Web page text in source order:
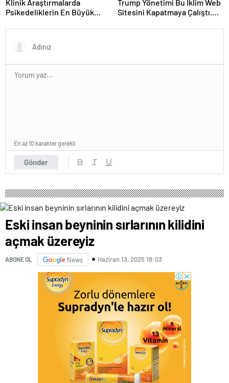
Klinik Araştırmalarda
Psikedeliklerin En Büyük
Olabilir: İnsanların
Hedeflerini, Değerlerini,
Kariyerlerini ve İlişkilerini
Görünüyorlar
Trump Yönetimi Bu İklim Web
Sitesini Kapatmaya Çalıştı.
Çevrimiçi Hale Getirdi
Gönder
En az 10 karakter gerekli
Eski insan beyninin sırlarının kilidini
açmak üzereyiz
ABONE OL News Haziran 13, 2025 18:03